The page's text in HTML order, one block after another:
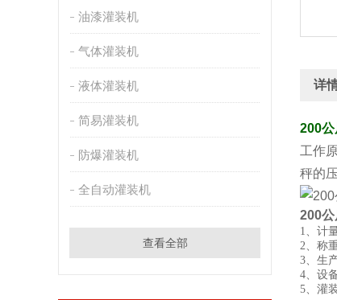
油漆灌装机
气体灌装机
液体灌装机
简易灌装机
防爆灌装机
全自动灌装机
查看全部
详
200
工作
秤的
200
1、计
2、称
3、生
4、设
5、灌